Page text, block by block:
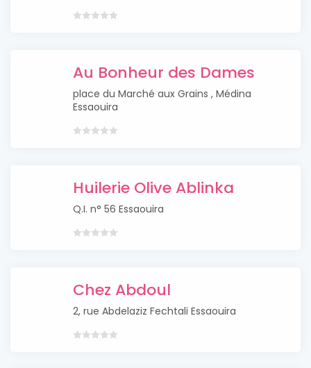
Au Bonheur des Dames
place du Marché aux Grains , Médina
Essaouira
Huilerie Olive Ablinka
Q.I. n° 56 Essaouira
Chez Abdoul
2, rue Abdelaziz Fechtali Essaouira